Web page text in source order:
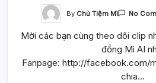
By Chủ Tiệm Mì No
Mời các bạn cùng theo dõi clip
đồng Mì AI
Fanpage: http://facebook.com/
chia…